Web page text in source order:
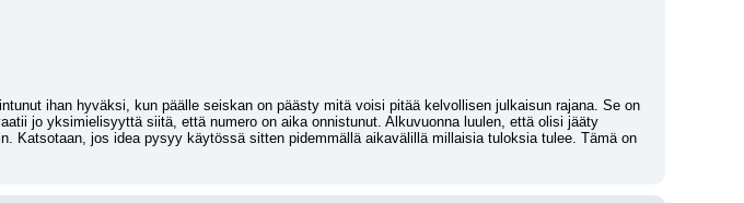
ihan hyväksi, kun päälle seiskan on päästy mitä voisi pitää kelvollisen julkaisun rajana. Se on
jo yksimielisyyttä siitä, että numero on aika onnistunut. Alkuvuonna luulen, että olisi jääty
Katsotaan, jos idea pysyy käytössä sitten pidemmällä aikavälillä millaisia tuloksia tulee. Tämä on